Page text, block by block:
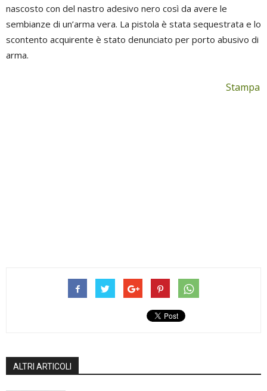
nascosto con del nastro adesivo nero così da avere le
sembianze di un’arma vera. La pistola è stata sequestrata e lo
scontento acquirente è stato denunciato per porto abusivo di
arma.
Stampa
ALTRI ARTICOLI